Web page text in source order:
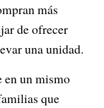
más
de ofrecer
una unidad.
en un mismo
que